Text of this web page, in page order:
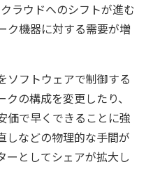
ラウドへのシフトが進む
ク機器に対する需要が増
ソフトウェアで制御する
の構成を変更したり、
価で早くできることに強
しなどの物理的な手間が
ーとしてシェアが拡大し